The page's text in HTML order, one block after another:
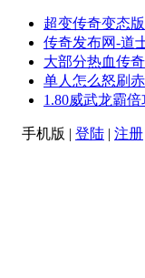
超变传奇变态
传奇发布网-道
大部分热血传
单人怎么怒刷
1.80威武龙霸
手机版 | 登陆 | 注册